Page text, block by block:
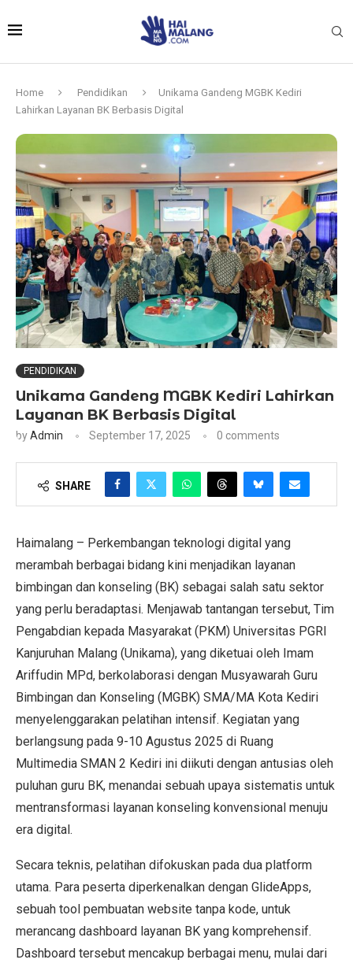
Home Pendidikan
Unikama Gandeng MGBK Kediri
Lahirkan Layanan BK Berbasis Digital
PENDIDIKAN
Unikama Gandeng MGBK Kediri Lahirkan
Layanan BK Berbasis Digital
byAdmin September 17, 2025 0 comments
SHARE
Haimalang – Perkembangan teknologi digital yang
merambah berbagai bidang kini menjadikan layanan
bimbingan dan konseling (BK) sebagai salah satu sektor
yang perlu beradaptasi. Menjawab tantangan tersebut, Tim
Pengabdian kepada Masyarakat (PKM) Universitas PGRI
Kanjuruhan Malang (Unikama), yang diketuai oleh Imam
Ariffudin MPd, berkolaborasi dengan Musyawarah Guru
Bimbingan dan Konseling (MGBK) SMA/MA Kota Kediri
menyelenggarakan pelatihan intensif. Kegiatan yang
berlangsung pada 9-10 Agustus 2025 di Ruang
Multimedia SMAN 2 Kediri ini diikuti dengan antusias oleh
puluhan guru BK, menandai sebuah upaya sistematis untuk
mentransformasi layanan konseling konvensional menuju
era digital.
Secara teknis, pelatihan difokuskan pada dua platform
utama. Para peserta diperkenalkan dengan GlideApps,
sebuah tool pembuatan website tanpa kode, untuk
merancang dashboard layanan BK yang komprehensif.
Dashboard tersebut mencakup berbagai menu, mulai dari